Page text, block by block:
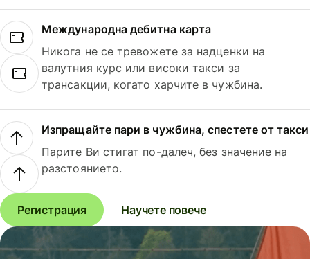
Международна дебитна карта
Никога не се тревожете за надценки на
валутния курс или високи такси за
трансакции, когато харчите в чужбина.
Изпращайте пари в чужбина, спестете от такси
Парите Ви стигат по-далеч, без значение на
разстоянието.
Регистрация Научете повече